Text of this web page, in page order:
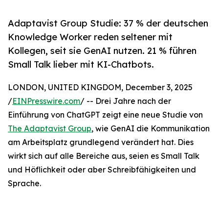
Adaptavist Group Studie: 37 % der deutschen
Knowledge Worker reden seltener mit
Kollegen, seit sie GenAI nutzen. 21 % führen
Small Talk lieber mit KI-Chatbots.
LONDON, UNITED KINGDOM, December 3, 2025
/EINPresswire.com/ -- Drei Jahre nach der
Einführung von ChatGPT zeigt eine neue Studie von
The Adaptavist Group, wie GenAI die Kommunikation
am Arbeitsplatz grundlegend verändert hat. Dies
wirkt sich auf alle Bereiche aus, seien es Small Talk
und Höflichkeit oder aber Schreibfähigkeiten und
Sprache.